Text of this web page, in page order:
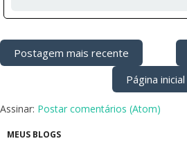
Postagem mais recente
Página inicial
Assinar: Postar comentários (Atom)
MEUS BLOGS